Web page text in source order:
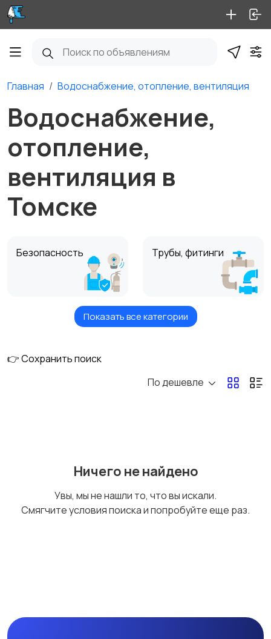
Главная Водоснабжение, отопление, вентиляция
Водоснабжение,
отопление,
вентиляция в
Томске
Безопасность Трубы, фитинги
Кондиционеры,
Сантехника и
Котлы, радиаторы,
климатического
оборудования
Показать все категории
👉 Сохранить поиск
По дешевле
Ничего не найдено
Увы, мы не нашли то, что вы искали.
Смягчите условия поиска и попробуйте еще раз.